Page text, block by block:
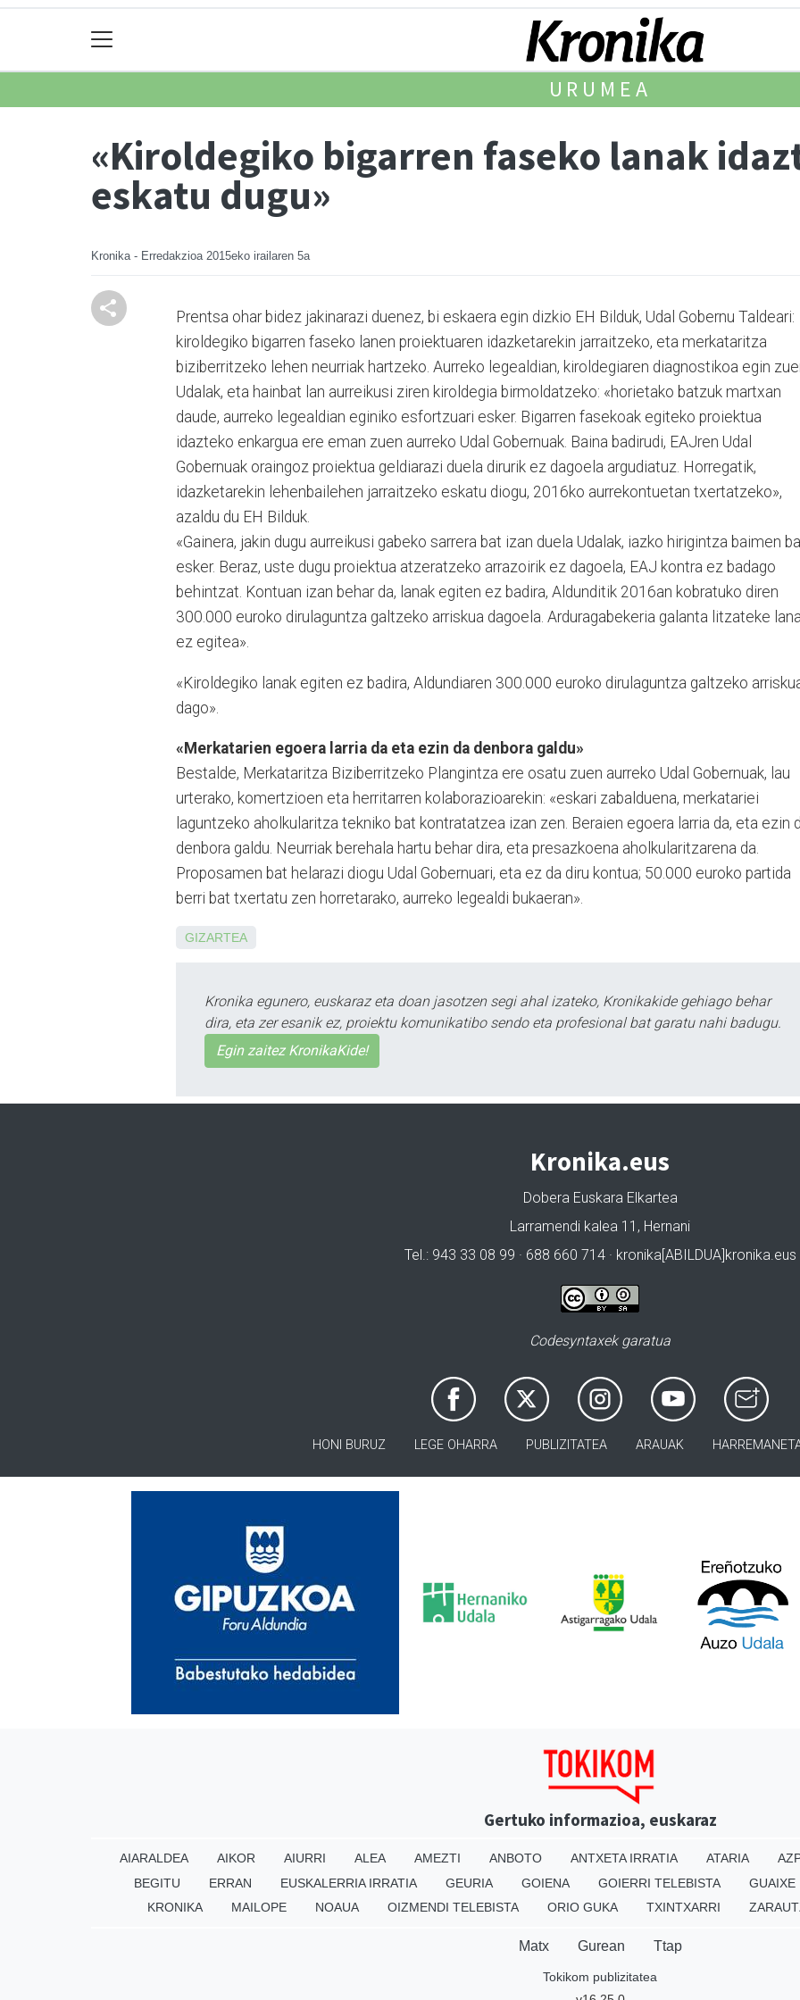
URUMEA
«Kiroldegiko bigarren faseko lanak
eskatu dugu»
Kronika - Erredakzioa 2015eko irailaren 5a
Prentsa ohar bidez jakinarazi duenez, bi eskaera egin dizkio EH Bilduk, Udal Gobernu Talde­a­ri:
kiroldegiko bigarren faseko lanen proiektuaren idazketarekin jarrai­tzeko, eta merkataritza
biziberritzeko lehen neurriak hartzeko. Aurreko legealdian, kiroldegiaren diagnostikoa egin
Udalak, eta hainbat lan aurreikusi ziren kiroldegia birmolda­tzeko: «horietako batzuk mar­txan
daude, aurreko legealdian eginiko esfortzuari esker. Biga­rren fasekoak egiteko proiektua
idazteko enkargua ere eman zuen aurreko Udal Gobernuak. Baina badirudi, EAJren Udal
Gobernuak oraingoz proiektua geldiarazi duela dirurik ez dagoela argudiatuz. Horregatik,
idazketarekin lehen­bailehen jarrai­tzeko eskatu diogu, 2016ko aurrekontuetan txertatzeko»,
azaldu du EH Bilduk.
«Gainera, jakin dugu aurre­ikusi gabeko sarrera bat izan duela Udalak, iazko hirigintza baimen
esker. Beraz, uste dugu proiektua atzeratzeko arrazoirik ez dagoela, EAJ kontra ez badago
behintzat. Kon­tu­an izan behar da, lanak egiten ez badira, Aldunditik 2016an kobratuko diren
300.000 euroko dirulaguntza galtzeko arriskua dagoela. Arduragabekeria ga­lan­ta litzateke
ez egitea».
«Kiroldegiko lanak egiten ez badira, Aldundiaren 300.000 euroko dirulaguntza galtzeko
dago».
«Merkatarien egoera larria da eta ezin da denbora galdu»
Bestalde, Merkataritza Bizibe­rritzeko Plan­gintza ere osatu zuen aurreko Udal Gobernuak, lau
urterako, komertzioen eta herritarren kolaborazioarekin: «eskari zabalduena, merkatariei
laguntzeko aholkularitza tekniko bat kontratatzea izan zen. Beraien egoera larria da, eta ezin
denbora galdu. Neurriak berehala hartu behar dira, eta presazkoena aholkularitzarena da.
Proposamen bat helarazi diogu Udal Gober­nu­ari, eta ez da diru kontua; 50.000 euroko partida
berri bat txertatu zen horretarako, aurreko legealdi bukaeran».
GIZARTEA
Kronika egunero, euskaraz eta doan jasotzen segi ahal izateko, Kronikakide gehiago behar
dira, eta zer esanik ez, proiektu komunikatibo sendo eta profesional bat garatu nahi badugu.
Egin zaitez KronikaKide!
Kronika.eus
Dobera Euskara Elkartea
Larramendi kalea 11, Hernani
Tel.: 943 33 08 99 · 688 660 714 · kronika[ABILDUA]kronika.eus
Codesyntaxek garatua
HONI BURUZ LEGE OHARRA PUBLIZITATEA ARAUAK
Gertuko informazioa, euskaraz
AIARALDEA AIKOR AIURRI ALEA AMEZTI ANBOTO ANTXETA IRRATIA ATARIA
BEGITU
ERRAN EUSKALERRIA IRRATIA GEURIA GOIENA GOIERRI TELEBISTA
GUAIXE
KRONIKA
MAILOPE NOAUA OIZMENDI TELEBISTA ORIO GUKA TXINTXARRI
Matx Gurean Ttap
Tokikom publizitatea